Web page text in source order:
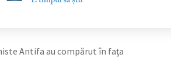
Antifa au compărut în faţa